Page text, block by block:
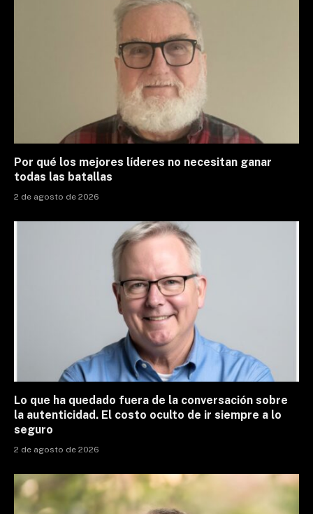
Por qué los mejores líderes no necesitan ganar
todas las batallas
2 de agosto de 2026
Lo que ha quedado fuera de la conversación sobre
la autenticidad. El costo oculto de ir siempre a lo
seguro
2 de agosto de 2026